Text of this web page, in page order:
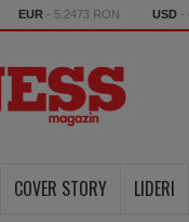
EUR - 5.2473 RON USD -
COVER STORY LIDERI